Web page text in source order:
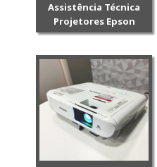
Assistência Técnica
Projetores Epson